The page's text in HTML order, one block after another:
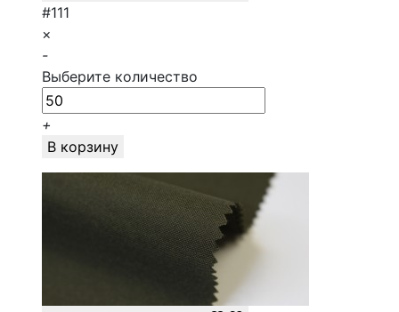
#111
×
-
Выберите количество
+
В корзину